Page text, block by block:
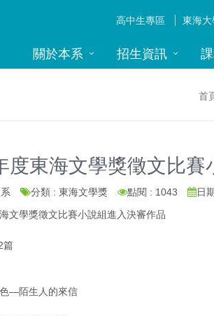
高中生專區 東海
關於本系 招生資訊
首
度東海文學獎徵文比
分類 : 東海文學獎 點閱 : 1043
日
文學獎徵文比賽小說組進入決審作品
篇
—陌生人的來信